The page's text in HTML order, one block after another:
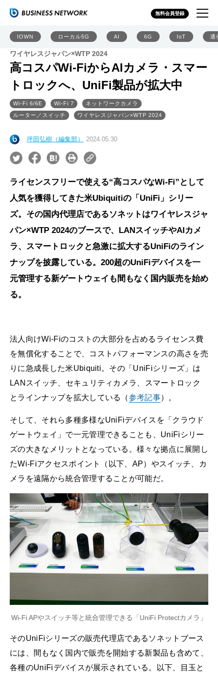
無料会員登録
IOWN ローカル5G AI 6G IoT 通
ワイヤレスジャパン×WTP 2024
高コスパWi-FiからAIカメラ・スマー
トロックへ、UniFi製品が拡大中
Wi-Fi 6/6E Wi-Fi 7
ネットワークカメラ
ルーター／スイッチ
ワイヤレスジャパン×WTP 2024
坪田弘樹（編集部） 2024.05.30
ライセンスフリーで使える“高コスパなWi-Fi”として
人気を獲得してきた米Ubiquitiの「UniFi」シリー
ズ。その国内代理店であるソネットはワイヤレスジャ
パン×WTP 2024のブースで、LANスイッチやAIカメ
ラ、スマートロックと急激に拡大するUniFiのライン
ナップを披露している。200超のUniFiデバイスを一
元管理する新ゲートウェイも間もなく国内販売を始め
る。
法人向けWi-Fiのコストの大部分を占めるライセンス費
を無償化することで、コストパフォーマンスの高さを売
りに急成長した米Ubiquiti。その「UniFiシリーズ」は
LANスイッチ、セキュリティカメラ、スマートロック
とラインナップを拡大している（参考記事）。
そして、それら多種多様なUniFiデバイスを「クラウド
ゲートウェイ」で一元管理できることも、UniFiシリー
ズの大きなメリットとなっている。様々な拠点に展開し
たWi-Fiアクセスポイント（以下、AP）やスイッチ、カ
メラを遠隔から統合管理することが可能だ。
Wi-Fi APやスイッチ等と統合管理できる「UniFi Protectカメラ」
そのUniFiシリーズの販売代理店であるソネットブース
には、間もなく国内で販売を開始する新製品も含めて、
各種のUniFiデバイスが展示されている。以下、目玉と